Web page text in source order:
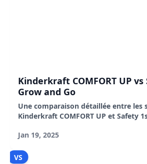
Kinderkraft COMFORT UP
Grow and Go
Une comparaison détaillée entre les
Kinderkraft COMFORT UP et Safety
et inconvénients.
Jan 19, 2025
VS